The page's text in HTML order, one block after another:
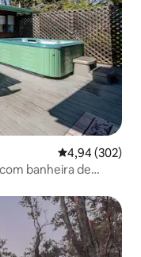
4,94 de uma
4,94 (302)
banheira de